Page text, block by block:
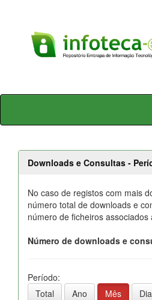
Skip
Downloads e Consultas -
No caso de registos com mais
número total de downloads e
número de ficheiros associados
Número de downloads e
Período:
Total
Ano Mês Dia